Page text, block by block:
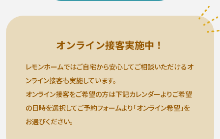
オンライン接客実施中！
レモンホームではご自宅から安心してご相談いただけるオ
ンライン接客も実施しています。
オンライン接客をご希望の方は下記カレンダーよりご希望
の日時を選択してご予約フォームより「オンライン希望」を
お選びください。